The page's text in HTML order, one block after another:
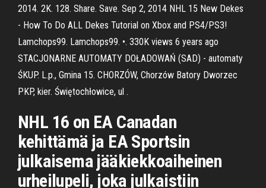
2014. 2K. 128. Share. Save. Sep 2, 2014 NHL 15 New Dekes
- How To Do ALL Dekes Tutorial on Xbox and PS4/PS3!
Lamchops99. Lamchops99. •. 330K views 6 years ago
STACJONARNE AUTOMATY DOŁADOWAŃ (SAD) - automaty
ŚKUP. L.p., Gmina 15. CHORZÓW, Chorzów Batory Dworzec
PKP, kier. Świętochłowice, ul .
NHL 16 on EA Canadan
kehittämä ja EA Sportsin
julkaisema jääkiekkoaiheinen
urheilupeli, joka julkaistiin